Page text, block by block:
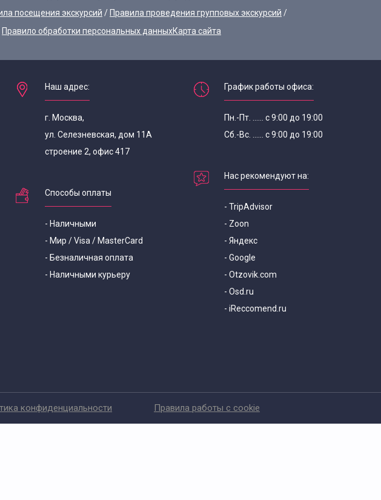
посещения экскурсий
Правила проведения групповых экскурсий
Правило обработки персональных данныхКарта сайта
Наш адрес:
г. Москва,
ул. Селезневская, дом 11А
строение 2, офис 417
Способы оплаты
- Наличными
- Мир / Visa / MasterCard
- Безналичная оплата
- Наличными курьеру
График работы офиса:
Пн.-Пт. ...... с 9:00 до 19:00
Сб.-Вс. ...... с 9:00 до 19:00
Нас рекомендуют на:
- TripAdvisor
- Zoon
- Яндекс
- Google
- Otzovik.com
- Osd.ru
- iReccomend.ru
конфиденциальности Правила работы с cookie